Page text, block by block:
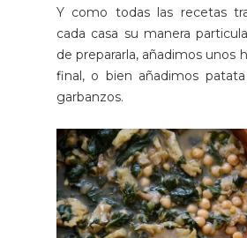
Y como todas las recetas
cada casa su manera
de prepararla, añadimos unos
final, o bien añadimos
garbanzos.